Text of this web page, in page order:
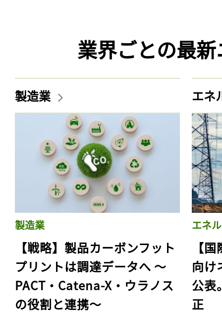
業界ごとの最
製造業
製造業
【戦略】製品カーボンフット
プリントは調達データへ 〜
PACT・Catena-X・ウラノス
の役割と連携〜
エネ
エネ
【
向け
公表
正